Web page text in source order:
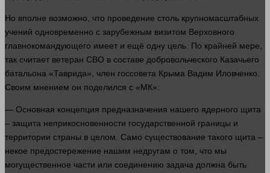
Но вполне возможно, что проведение столь крупномасштабных
учений одновременно с зарубежным визитом Верховного
главнокомандующего имеет и ещё одну цель. По крайней мере,
так считает ветеран СВО в составе добровольческого Казачьего
батальона «Таврида», член госсовета Крыма Вадим Иловченко.
Своим мнением он поделился с «МК»:
— Основная концепция предназначения нашего ядерного щита
– защита неприкосновенности государственной границы и
территории страны в целом. Само существование такого щита –
некое предостережение нашим недругам о том, что мы
могущественное части или соединению задача должна быть